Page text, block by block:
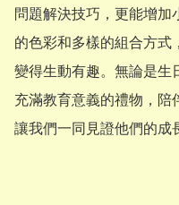
問題解決技巧，更能增加
的色彩和多樣的組合方式
變得生動有趣。無論是生
充滿教育意義的禮物，陪
讓我們一同見證他們的成